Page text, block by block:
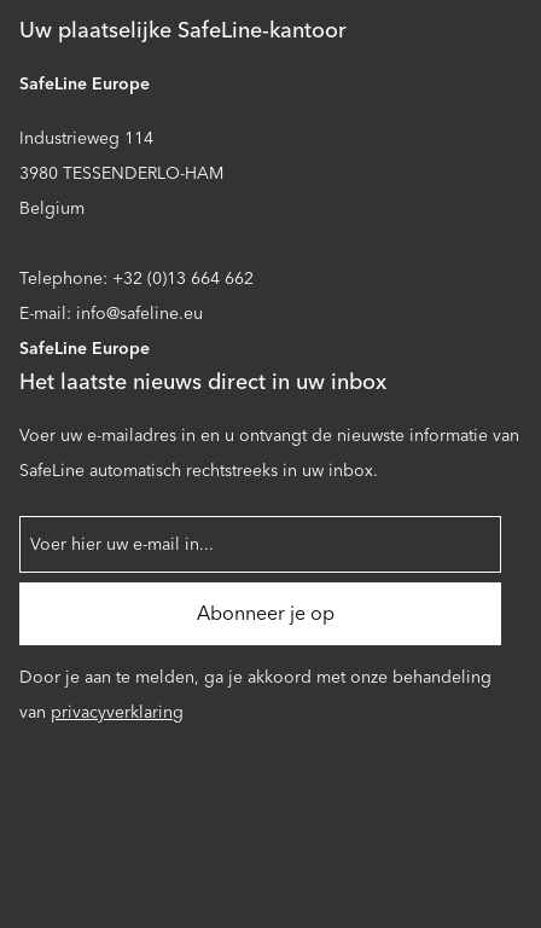
Uw plaatselijke SafeLine-kantoor
SafeLine Europe
Industrieweg 114
3980 TESSENDERLO-HAM
Belgium
Telephone: +32 (0)13 664 662
E-mail: info@safeline.eu
SafeLine Europe
Het laatste nieuws direct in uw inbox
Voer uw e-mailadres in en u ontvangt de nieuwste informatie van
SafeLine automatisch rechtstreeks in uw inbox.
Door je aan te melden, ga je akkoord met onze behandeling
van privacyverklaring